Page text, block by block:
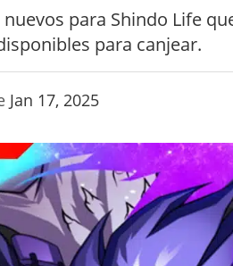
para Shindo Life
para canjear.
Jan 17, 2025